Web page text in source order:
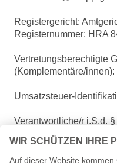
Registergericht:
Registernummer: HRA
Vertretungsberechtigte
(Komplementäre/
Umsatzsteuer-
Verantwortliche/r i.S.d.
Markus Knapp,
Wir sind zur Teilnahme